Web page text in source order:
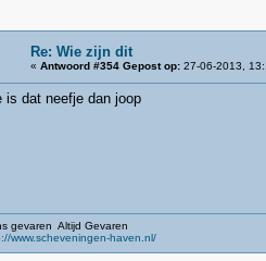
Re: Wie zijn dit
« Antwoord #354 Gepost op:27-06-2013,
is dat neefje dan joop
gevaren Altijd Gevaren
www.scheveningen-haven.nl/